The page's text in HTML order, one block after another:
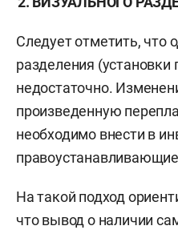
Следует отметить, что
разделения (установки
недостаточно.
произведенную
необходимо внести в
На такой подход
что вывод о наличии